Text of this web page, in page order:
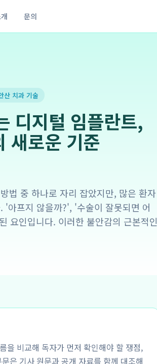
문의
산 치과 기술
디지털 임플란트,
새로운 기준
법 중 하나로 자리 잡았지만, 많은 환자
'아프지 않을까?', '수술이 잘못되면 어
요인입니다. 이러한 불안감의 근본적인
비교해 독자가 먼저 확인해야 할 쟁점,
은 기사 원문과 공개 자료를 함께 대조해